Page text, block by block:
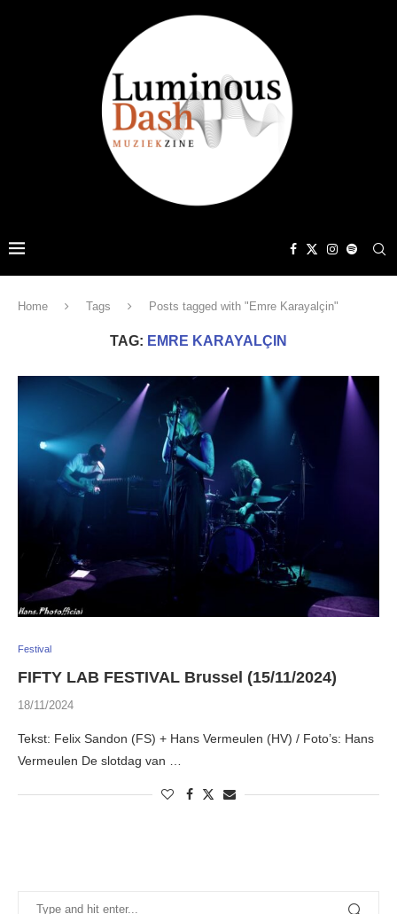
Home Tags Posts tagged with "Emre Karayalçin"
TAG: EMRE KARAYALÇIN
Festival
FIFTY LAB FESTIVAL Brussel (15/11/2024)
18/11/2024
Tekst: Felix Sandon (FS) + Hans Vermeulen (HV) / Foto’s: Hans
Vermeulen De slotdag van …